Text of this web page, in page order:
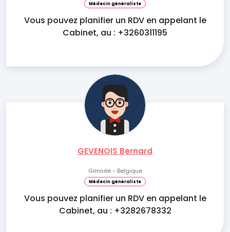
Médecin généraliste
Vous pouvez planifier un RDV en appelant le
Cabinet, au : +3260311195
GEVENOIS Bernard
Gimnée - Belgique
Médecin généraliste
Vous pouvez planifier un RDV en appelant le
Cabinet, au : +3282678332